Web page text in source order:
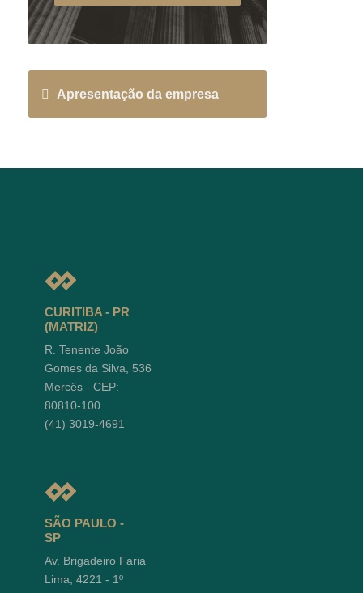
Apresentação da empresa
CURITIBA - PR
(MATRIZ)
R. Tenente João
Gomes da Silva, 536
Mercês - CEP:
80810-100
(41) 3019-4691
SÃO PAULO -
SP
Av. Brigadeiro Faria
Lima, 4221 - 1º